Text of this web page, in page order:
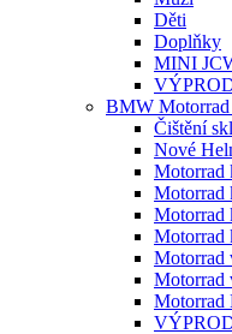
Děti
Doplňky
MINI
BMW
Čištění
Nové
Motorrad
Motorrad
Motorrad
Motorrad
Motorrad
Motorrad
Motorrad